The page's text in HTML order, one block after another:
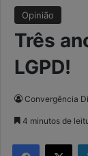
Opinião
Três
LGPD!
Convergência
4 minutos de